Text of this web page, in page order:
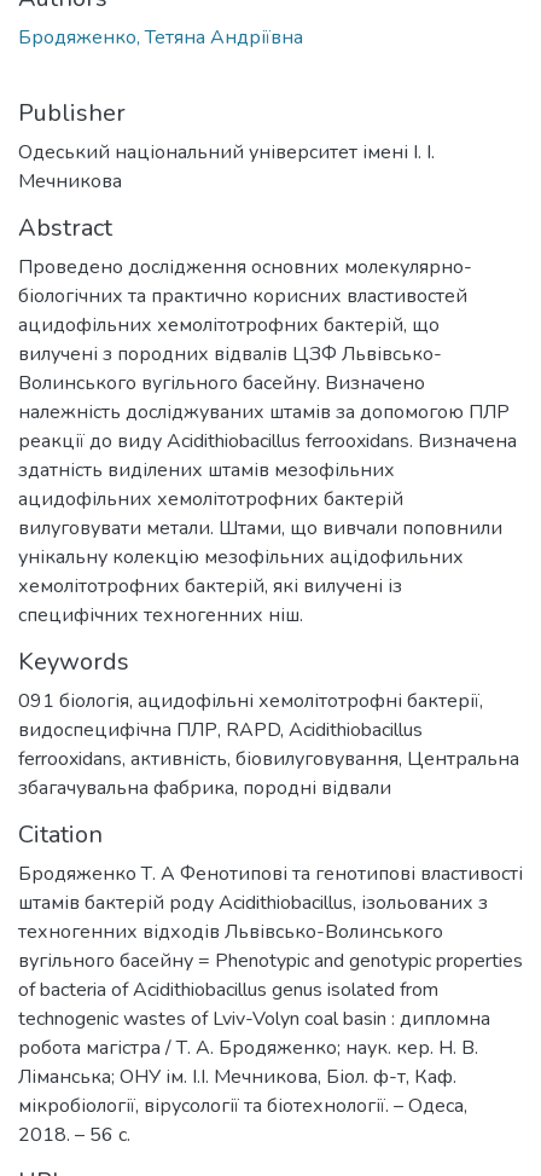
Бродяженко, Тетяна Андріївна
Publisher
Одеський національний університет імені І. І.
Мечникова
Abstract
Проведено дослідження основних молекулярно-
біологічних та практично корисних властивостей
ацидофільних хемолітотрофних бактерій, що
вилучені з породних відвалів ЦЗФ Львівсько-
Волинського вугільного басейну. Визначено
належність досліджуваних штамів за допомогою ПЛР
реакції до виду Acidithiobacillus ferrooxidans. Визначена
здатність виділених штамів мезофільних
ацидофільних хемолітотрофних бактерій
вилуговувати метали. Штами, що вивчали поповнили
унікальну колекцію мезофільних ацідофильних
хемолітотрофних бактерій, які вилучені із
специфічних техногенних ніш.
Keywords
091 біологія, ацидофільні хемолітотрофні бактерії,
видоспецифічна ПЛР, RAPD, Acidithiobacillus
ferrooxidans, активність, біовилуговування, Центральна
збагачувальна фабрика, породні відвали
Citation
Бродяженко Т. А Фенотипові та генотипові властивості
штамів бактерій роду Acidithiobacillus, ізольованих з
техногенних відходів Львівсько-Волинського
вугільного басейну = Phenotypic and genotypic properties
of bacteria of Acidithiobacillus genus isolated from
technogenic wastes of Lviv-Volyn coal basin : дипломна
робота магістра / Т. А. Бродяженко; наук. кер. Н. В.
Ліманська; ОНУ ім. І.І. Мечникова, Біол. ф-т, Каф.
мікробіології, вірусології та біотехнології. – Одеса,
2018. – 56 с.